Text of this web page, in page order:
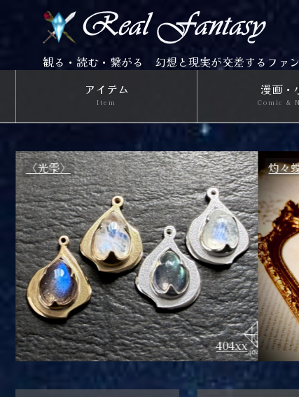
観る・読む・繋がる 幻想と現実が交差するファ
アイテム
Item
漫画・
Comic &
灼々蝶々
櫛にながるる堂
ポー